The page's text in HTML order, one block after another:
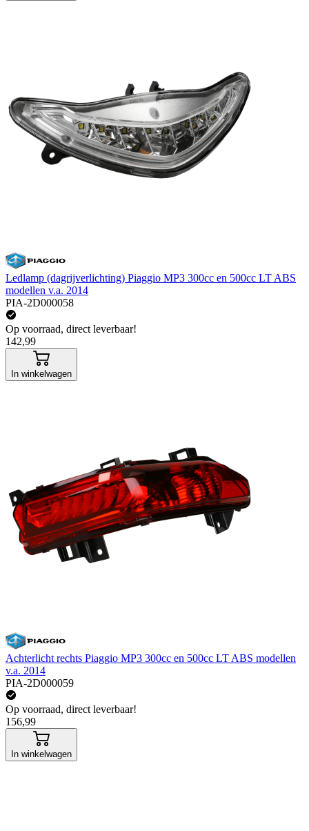
Ledlamp (dagrijverlichting) Piaggio MP3 300cc en 500cc LT ABS
modellen v.a. 2014
PIA-2D000058
Op voorraad, direct leverbaar!
142,99
In winkelwagen
Achterlicht rechts Piaggio MP3 300cc en 500cc LT ABS modellen
v.a. 2014
PIA-2D000059
Op voorraad, direct leverbaar!
156,99
In winkelwagen